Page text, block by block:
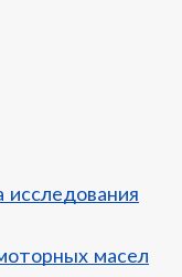
исследования
масел